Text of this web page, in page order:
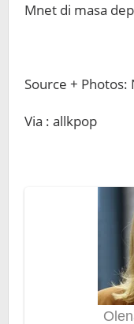
Mnet di masa
Source + Photos:
Via : allkpop